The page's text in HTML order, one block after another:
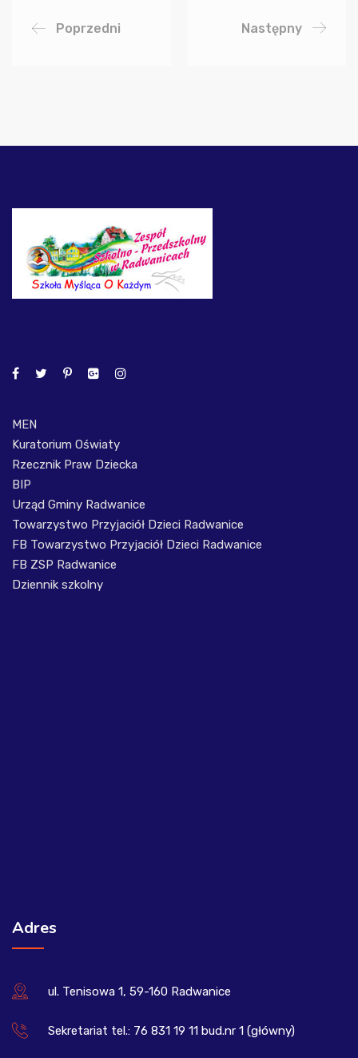
Poprzedni Następny
MEN
Kuratorium Oświaty
Rzecznik Praw Dziecka
BIP
Urząd Gminy Radwanice
Towarzystwo Przyjaciół Dzieci Radwanice
FB Towarzystwo Przyjaciół Dzieci Radwanice
FB ZSP Radwanice
Dziennik szkolny
Adres
ul. Tenisowa 1, 59-160 Radwanice
Sekretariat tel.: 76 831 19 11 bud.nr 1 (główny)